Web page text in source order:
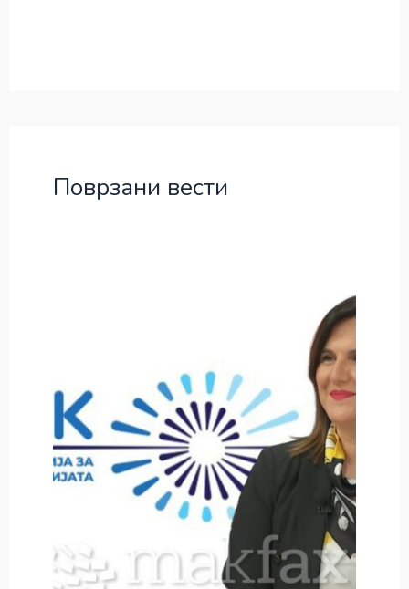
Поврзани вести